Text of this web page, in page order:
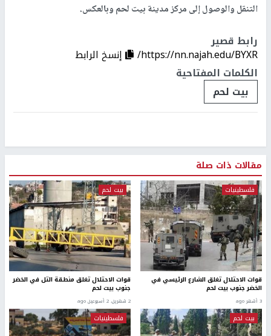
التنقل والوصول إلى مركز مدينة بيت لحم وبالعكس.
رابط قصير
https://nn.najah.edu/BYXR/
إنسخ الرابط
الكلمات المفتاحية
بيت لحم
مقالات ذات صلة
فلسطينيات
قوات الاحتلال تغلق الشارع الرئيسي في
الخضر جنوب بيت لحم
3 أشهر ago
بيت لحم
قوات الاحتلال تغلق منطقة التل في الخضر
جنوب بيت لحم
2 شهرين، 2 أسبوعين ago
بيت لحم فلسطينيات